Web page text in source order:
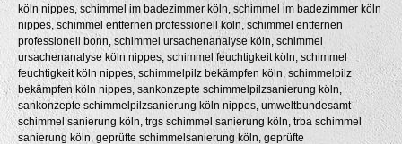
köln nippes, schimmel im badezimmer köln, schimmel im badezimmer köln
nippes, schimmel entfernen professionell köln, schimmel entfernen
professionell bonn, schimmel ursachenanalyse köln, schimmel
ursachenanalyse köln nippes, schimmel feuchtigkeit köln, schimmel
feuchtigkeit köln nippes, schimmelpilz bekämpfen köln, schimmelpilz
bekämpfen köln nippes, sankonzepte schimmelpilzsanierung köln,
sankonzepte schimmelpilzsanierung köln nippes, umweltbundesamt
schimmel sanierung köln, trgs schimmel sanierung köln, trba schimmel
sanierung köln, geprüfte schimmelsanierung köln, geprüfte